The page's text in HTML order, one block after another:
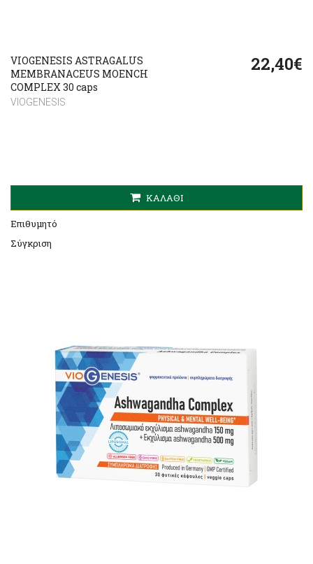
VIOGENESIS ASTRAGALUS
MEMBRANACEUS MOENCH
COMPLEX 30 caps
VIOGENESIS
22,40€
ΚΑΛΆΘΙ
Επιθυμητό
Σύγκριση